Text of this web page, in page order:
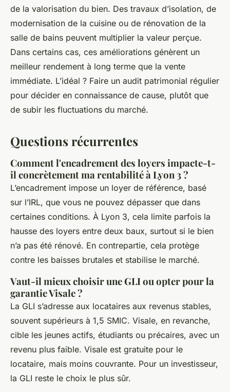
de la valorisation du bien. Des travaux d’isolation, de
modernisation de la cuisine ou de rénovation de la
salle de bains peuvent multiplier la valeur perçue.
Dans certains cas, ces améliorations génèrent un
meilleur rendement à long terme que la vente
immédiate. L’idéal ? Faire un audit patrimonial régulier
pour décider en connaissance de cause, plutôt que
de subir les fluctuations du marché.
Questions récurrentes
Comment l'encadrement des loyers impacte-t-
il concrètement ma rentabilité à Lyon 3 ?
L’encadrement impose un loyer de référence, basé
sur l’IRL, que vous ne pouvez dépasser que dans
certaines conditions. À Lyon 3, cela limite parfois la
hausse des loyers entre deux baux, surtout si le bien
n’a pas été rénové. En contrepartie, cela protège
contre les baisses brutales et stabilise le marché.
Vaut-il mieux choisir une GLI ou opter pour la
garantie Visale ?
La GLI s’adresse aux locataires aux revenus stables,
souvent supérieurs à 1,5 SMIC. Visale, en revanche,
cible les jeunes actifs, étudiants ou précaires, avec un
revenu plus faible. Visale est gratuite pour le
locataire, mais moins couvrante. Pour un investisseur,
la GLI reste le choix le plus sûr.